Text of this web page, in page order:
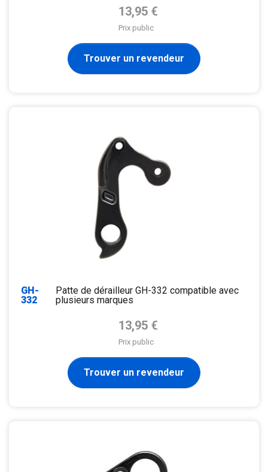
Prix de base
13,95 €
Prix public
Trouver un revendeur
GH-
332
Patte de dérailleur GH-332 compatible avec
plusieurs marques
Prix de base
13,95 €
Prix public
Trouver un revendeur